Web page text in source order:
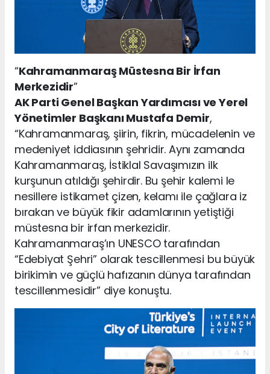
“Kahramanmaraş Müstesna Bir İrfan
Merkezidir”
AK Parti Genel Başkan Yardımcısı ve Yerel
Yönetimler Başkanı Mustafa Demir,
“Kahramanmaraş, şiirin, fikrin, mücadelenin ve
medeniyet iddiasının şehridir. Aynı zamanda
Kahramanmaraş, İstiklal Savaşımızın ilk
kurşunun atıldığı şehirdir. Bu şehir kalemi le
nesillere istikamet çizen, kelamı ile çağlara iz
bırakan ve büyük fikir adamlarının yetiştiği
müstesna bir irfan merkezidir.
Kahramanmaraş’ın UNESCO tarafından
“Edebiyat Şehri” olarak tescillenmesi bu büyük
birikimin ve güçlü hafızanın dünya tarafından
tescillenmesidir” diye konuştu.